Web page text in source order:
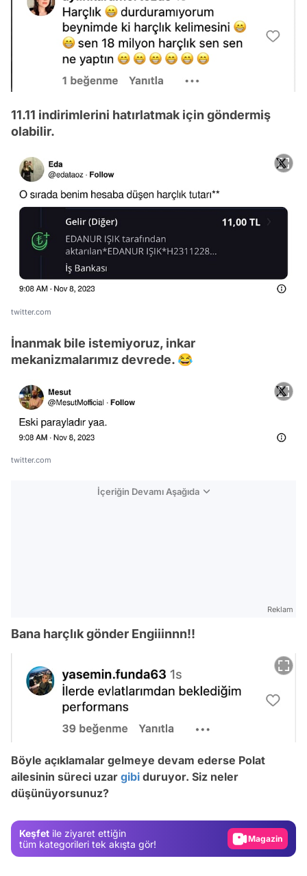
11.11 indirimlerini hatırlatmak için göndermiş
olabilir.
twitter.com
İnanmak bile istemiyoruz, inkar
mekanizmalarımız devrede. 😂
twitter.com
İçeriğin Devamı Aşağıda
Reklam
Bana harçlık gönder Engiiinnn!!
Böyle açıklamalar gelmeye devam ederse Polat
ailesinin süreci uzar gibi duruyor. Siz neler
düşünüyorsunuz?
Keşfet ile ziyaret ettiğin
tüm kategorileri tek akışta gör!
Magazin